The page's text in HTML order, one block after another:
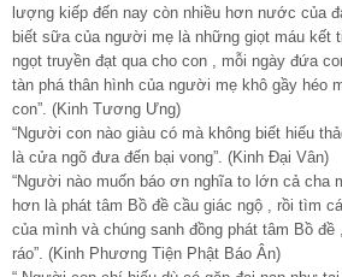
lượng kiếp đến nay còn nhiều hơn nước của
biết sữa của người mẹ là những giọt máu kết
ngọt truyền đạt qua cho con , mỗi ngày đứa
tàn phá thân hình của người mẹ khô gầy héo
con”. (Kinh Tương Ưng)
“Người con nào giàu có mà không biết hiếu
là cửa ngõ đưa đến bại vong”. (Kinh Đại Vân)
“Người nào muốn báo ơn nghĩa to lớn cả cha
hơn là phát tâm Bồ đề cầu giác ngộ , rồi tìm
của mình và chúng sanh đồng phát tâm Bồ đề
ráo”. (Kinh Phương Tiện Phật Báo Ân)